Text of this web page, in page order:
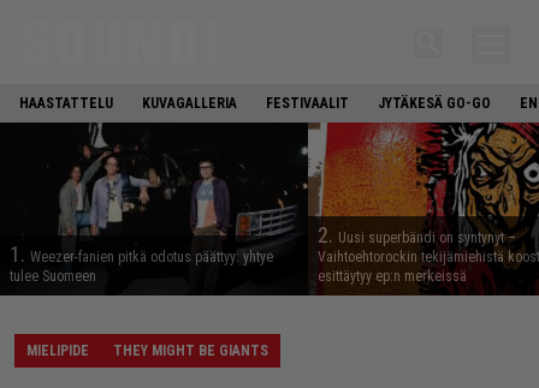
HAASTATTELU KUVAGALLERIA FESTIVAALIT JYTÄKESÄ GO-GO
1. Weezer-fanien pitkä odotus päättyy: yhtye
tulee Suomeen
2. Uusi superbändi on syntynyt –
Vaihtoehtorockin tekijämiehistä
esittäytyy ep:n merkeissä
MIELIPIDE THEY MIGHT BE GIANTS